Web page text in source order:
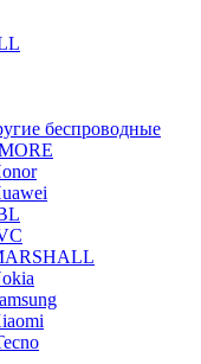
беспроводные